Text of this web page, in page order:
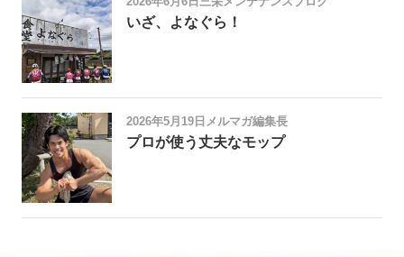
いざ、よなぐら！
2026年5月19日 メルマガ編集長
プロが使う丈夫なモップ